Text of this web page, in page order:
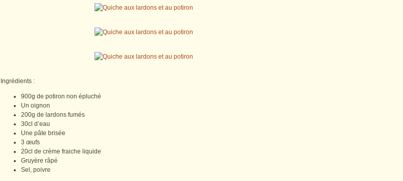
Ingrédients :
900g de potiron non épluché
Un oignon
200g de lardons fumés
30cl d’eau
Une pâte brisée
3 œufs
20cl de crème fraiche liquide
Gruyère râpé
Sel, poivre